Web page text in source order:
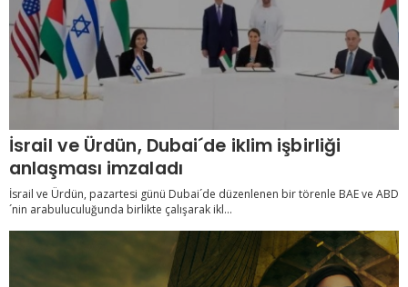
İsrail ve Ürdün, Dubai´de iklim işbirliği
anlaşması imzaladı
İsrail ve Ürdün, pazartesi günü Dubai´de düzenlenen bir törenle BAE ve ABD
´nin arabuluculuğunda birlikte çalışarak ikl...